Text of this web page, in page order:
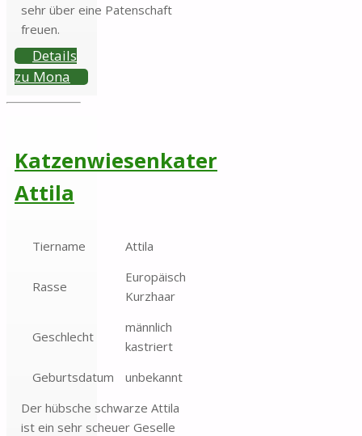
sehr über eine Patenschaft
freuen.
Details
zu Mona
Katzenwiesenkater
Attila
Tiername Attila
Rasse
Europäisch
Kurzhaar
Geschlecht
männlich
kastriert
Geburtsdatum
unbekannt
Der hübsche schwarze Attila
ist ein sehr scheuer Geselle